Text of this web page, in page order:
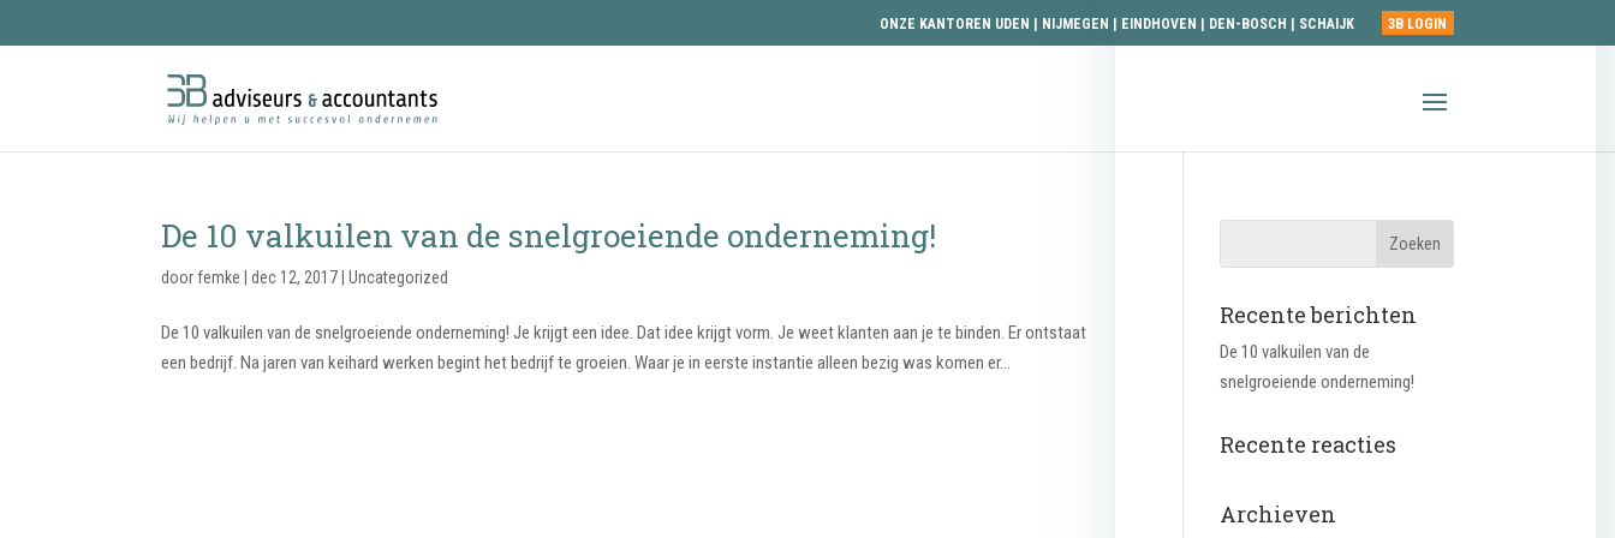
ONZE KANTOREN UDEN NIJMEGEN EINDHOVEN DEN-BOSCH SCHAIJK 3B LOGIN
De 10 valkuilen van de snelgroeiende onderneming!
door femke |dec 12, 2017 |Uncategorized
De 10 valkuilen van de snelgroeiende onderneming! Je krijgt een idee. Dat idee krijgt vorm. Je weet klanten aan je te binden. Er ontstaat
een bedrijf. Na jaren van keihard werken begint het bedrijf te groeien. Waar je in eerste instantie alleen bezig was komen er...
Recente berichten
De 10 valkuilen van de
snelgroeiende onderneming!
Recente reacties
Archieven